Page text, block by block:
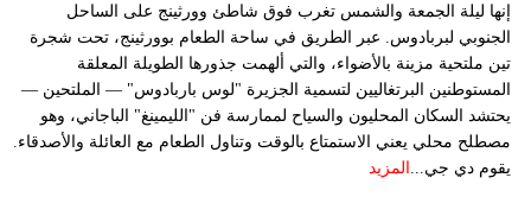
إنها ليلة الجمعة والشمس تغرب فوق شاطئ وورثينج على الساحل
الجنوبي لبربادوس. عبر الطريق في ساحة الطعام بوورثينج، تحت شجرة
تين ملتحية مزينة بالأضواء، والتي ألهمت جذورها الطويلة المعلقة
المستوطنين البرتغاليين لتسمية الجزيرة "لوس باربادوس" — الملتحين —
يحتشد السكان المحليون والسياح لممارسة فن "الليمينغ" الباجاني، وهو
مصطلح محلي يعني الاستمتاع بالوقت وتناول الطعام مع العائلة والأصدقاء.
يقوم دي جي... المزيد